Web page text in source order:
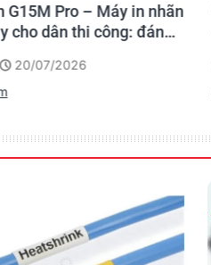
mặt phẳng.
băng dính phía sau.
keo dính trên bề mặt
IEC 61439 ,..
G15M Pro – Máy in nhãn
cho dân thi công: đánh
20/07/2026